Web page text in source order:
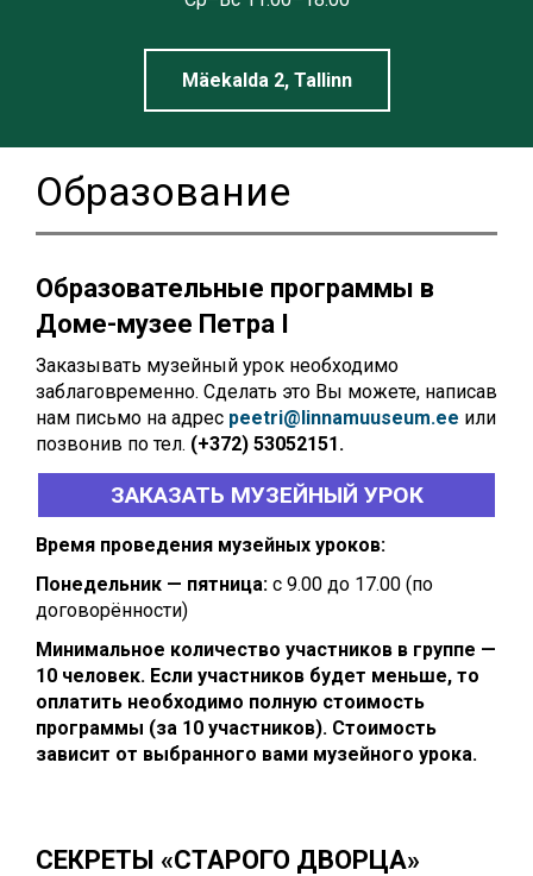
Mäekalda 2, Tallinn
Образование
Образовательные программы в
Доме-музее Петра I
Заказывать музейный урок необходимо
заблаговременно. Сделать это Вы можете, написав
нам письмо на адрес peetri@linnamuuseum.ee или
позвонив по тел. (+372) 53052151.
ЗАКАЗАТЬ МУЗЕЙНЫЙ УРОК
Время проведения музейных уроков:
Понедельник — пятница: с 9.00 до 17.00 (по
договорённости)
Минимальное количество участников в группе —
10 человек. Если участников будет меньше, то
оплатить необходимо полную стоимость
программы (за 10 участников). Стоимость
зависит от выбранного вами музейного урока.
СЕКРЕТЫ «СТАРОГО ДВОРЦA»